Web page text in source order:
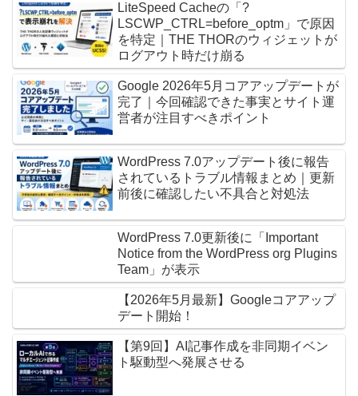
LiteSpeed Cacheの「?
LSCWP_CTRL=before_optm」で原因
を特定｜THE THORのウィジェットが
ログアウト時だけ崩る
Google 2026年5月コアアップデートが
完了｜今回確認できた事実とサイト運
営者が注目すべきポイント
WordPress 7.0アップデート後に報告
されているトラブル情報まとめ｜更新
前後に確認したい不具合と対処法
WordPress 7.0更新後に「Important
Notice from the WordPress org Plugins
Team」が表示
【2026年5月最新】Googleコアアップ
デート開始！
【第9回】AI記事作成を非同期イベン
ト駆動型へ発展させる